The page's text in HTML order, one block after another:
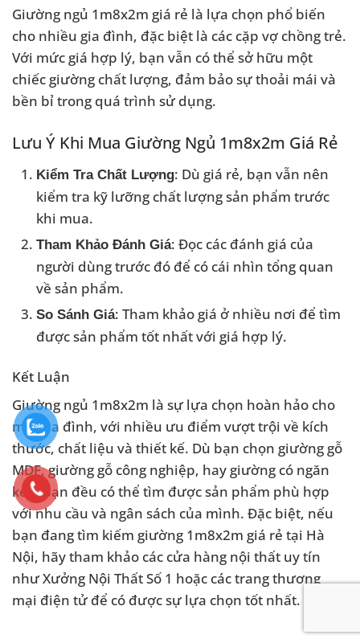
Giường ngủ 1m8x2m giá rẻ là lựa chọn phổ biến
cho nhiều gia đình, đặc biệt là các cặp vợ chồng trẻ.
Với mức giá hợp lý, bạn vẫn có thể sở hữu một
chiếc giường chất lượng, đảm bảo sự thoải mái và
bền bỉ trong quá trình sử dụng.
Lưu Ý Khi Mua Giường Ngủ 1m8x2m Giá Rẻ
Kiểm Tra Chất Lượng: Dù giá rẻ, bạn vẫn nên
kiểm tra kỹ lưỡng chất lượng sản phẩm trước
khi mua.
Tham Khảo Đánh Giá: Đọc các đánh giá của
người dùng trước đó để có cái nhìn tổng quan
về sản phẩm.
So Sánh Giá: Tham khảo giá ở nhiều nơi để tìm
được sản phẩm tốt nhất với giá hợp lý.
Kết Luận
Giường ngủ 1m8x2m là sự lựa chọn hoàn hảo cho
mọi gia đình, với nhiều ưu điểm vượt trội về kích
thước, chất liệu và thiết kế. Dù bạn chọn giường gỗ
MDF, giường gỗ công nghiệp, hay giường có ngăn
kéo, bạn đều có thể tìm được sản phẩm phù hợp
với nhu cầu và ngân sách của mình. Đặc biệt, nếu
bạn đang tìm kiếm giường 1m8x2m giá rẻ tại Hà
Nội, hãy tham khảo các cửa hàng nội thất uy tín
như Xưởng Nội Thất Số 1 hoặc các trang thương
mại điện tử để có được sự lựa chọn tốt nhất.